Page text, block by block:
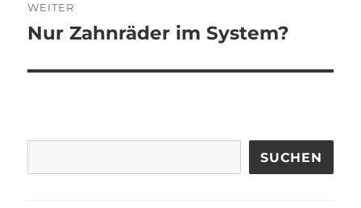
WEITER
Nächster
Nur Zahnräder im System?
SUCHEN